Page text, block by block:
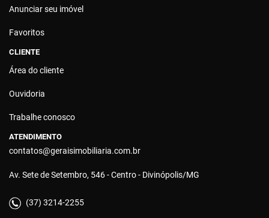
Anunciar seu imóvel
Favoritos
CLIENTE
Área do cliente
Ouvidoria
Trabalhe conosco
ATENDIMENTO
contatos@geraisimobiliaria.com.br
Av. Sete de Setembro, 546 - Centro - Divinópolis/MG
(37) 3214-2255